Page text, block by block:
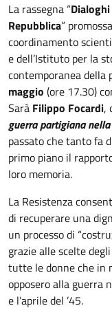
La rassegna “
Repubblica”
coordinamento
e dell’Istituto per la
contemporanea
maggio (ore 17.30)
Sarà Filippo Focardi,
guerra partigiana
passato che tanto fa
primo piano il
loro memoria.
La Resistenza
di recuperare una
un processo di
grazie alle scelte
tutte le donne che in
opposero alla guerra
e l’aprile del ’45.